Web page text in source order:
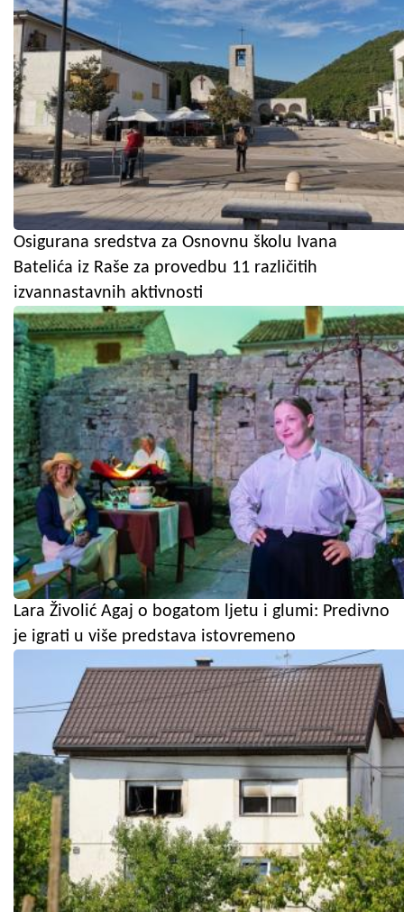
Osigurana sredstva za Osnovnu školu Ivana
Batelića iz Raše za provedbu 11 različitih
izvannastavnih aktivnosti
Lara Živolić Agaj o bogatom ljetu i glumi: Predivno
je igrati u više predstava istovremeno